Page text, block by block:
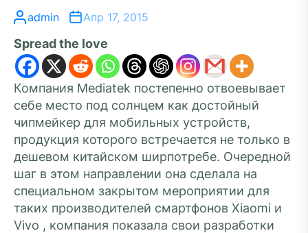
admin Апр 17, 2015
Spread the love
Компания Mediatek постепенно отвоевывает
себе место под солнцем как достойный
чипмейкер для мобильных устройств,
продукция которого встречается не только в
дешевом китайском ширпотребе. Очередной
шаг в этом направлении она сделала на
специальном закрытом мероприятии для
таких производителей смартфонов Xiaomi и
Vivo , компания показала свои разработки